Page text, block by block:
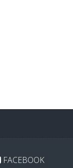
FACEBOOK